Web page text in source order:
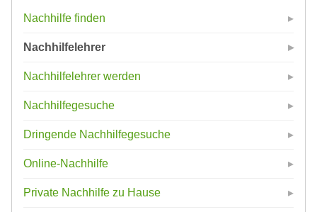
Nachhilfe finden
Nachhilfelehrer
Nachhilfelehrer werden
Nachhilfegesuche
Dringende Nachhilfegesuche
Online-Nachhilfe
Private Nachhilfe zu Hause